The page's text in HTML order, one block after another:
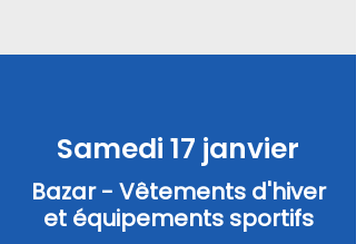
Samedi 17 janvier
Bazar - Vêtements d'hiver
et équipements sportifs